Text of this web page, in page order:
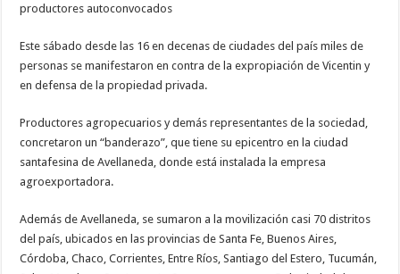
productores autoconvocados
Este sábado desde las 16 en decenas de ciudades del país miles de
personas se manifestaron en contra de la expropiación de Vicentin y
en defensa de la propiedad privada.
Productores agropecuarios y demás representantes de la sociedad,
concretaron un “banderazo”, que tiene su epicentro en la ciudad
santafesina de Avellaneda, donde está instalada la empresa
agroexportadora.
Además de Avellaneda, se sumaron a la movilización casi 70 distritos
del país, ubicados en las provincias de Santa Fe, Buenos Aires,
Córdoba, Chaco, Corrientes, Entre Ríos, Santiago del Estero, Tucumán,